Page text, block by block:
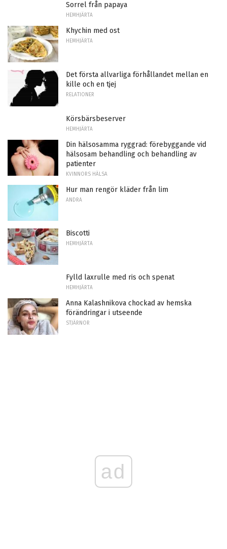
Sorrel från papaya
HEMHJÄRTA
Khychin med ost
HEMHJÄRTA
Det första allvarliga förhållandet mellan en
kille och en tjej
RELATIONER
Körsbärsbeserver
HEMHJÄRTA
Din hälsosamma ryggrad: förebyggande vid
hälsosam behandling och behandling av
patienter
KVINNORS HÄLSA
Hur man rengör kläder från lim
ANDRA
Biscotti
HEMHJÄRTA
Fylld laxrulle med ris och spenat
HEMHJÄRTA
Anna Kalashnikova chockad av hemska
förändringar i utseende
STJÄRNOR
ad